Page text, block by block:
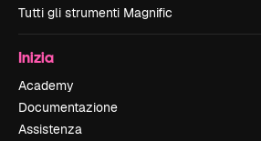
Tutti gli strumenti Magnific
Inizia
Academy
Documentazione
Assistenza